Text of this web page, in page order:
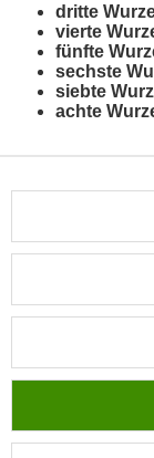
dritte
vierte
fünfte
sechste
siebte
achte